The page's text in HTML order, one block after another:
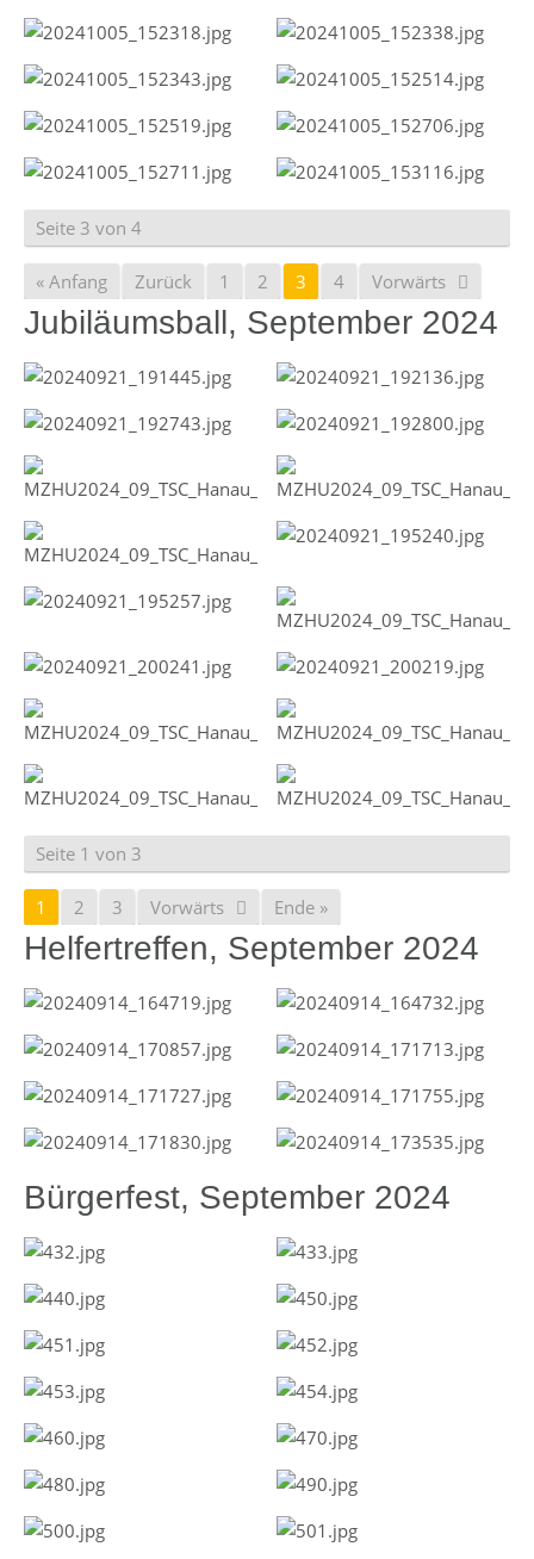
Seite 3 von 4
« Anfang Zurück 1 2 3 4 Vorwärts
Jubiläumsball, September 2024
Seite 1 von 3
1 2 3 Vorwärts Ende »
Helfertreffen, September 2024
Bürgerfest, September 2024